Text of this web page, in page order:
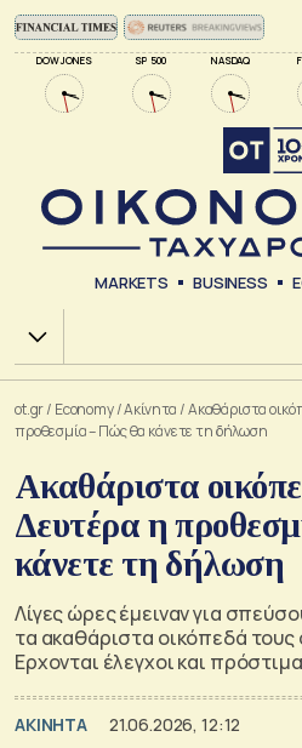
DOW JONES SP 500 NASDAQ
MARKETS BUSINESS
Χ.Α.
ot.gr/ Economy/Ακίνητα /Ακαθάριστα
προθεσμία – Πώς θα κάνετε τη δήλωση
Ακαθάριστα
Δευτέρα η
κάνετε τη δήλωση
Λίγες ώρες έμειναν για
τα ακαθάριστα οικόπεδά τους
Ερχονται έλεγχοι και πρόστιμα
ΑΚΙΝΗΤΑ 21.06.2026, 12:12